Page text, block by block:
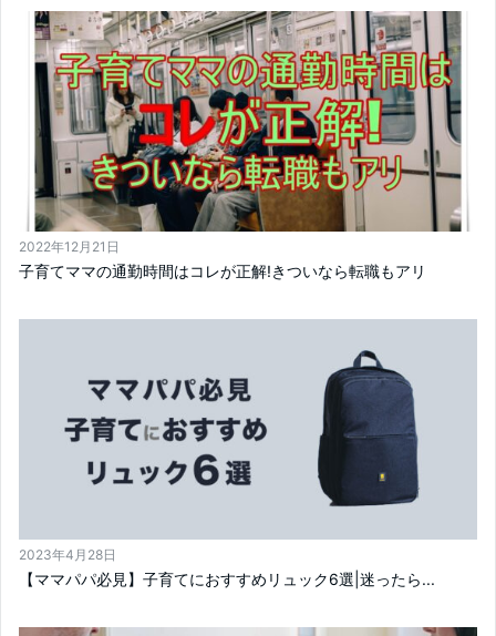
2022年12月21日
子育てママの通勤時間はコレが正解!きついなら転職もアリ
2023年4月28日
【ママパパ必見】子育てにおすすめリュック6選|迷ったら...